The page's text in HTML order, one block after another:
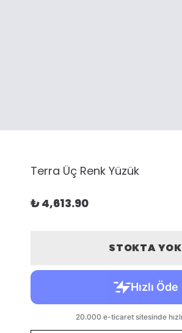
Terra Üç Renk Yüzük
₺ 4,613.90
STOKTA YOK